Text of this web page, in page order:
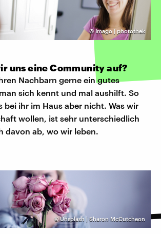
©Imago | photothek
uns eine Community auf?
Nachbarn gerne ein gutes
sich kennt und mal aushilft. So
bei ihr im Haus aber nicht. Was wir
wollen, ist sehr unterschiedlich
davon ab, wo wir leben.
©Unsplash | Sharon McCutcheon